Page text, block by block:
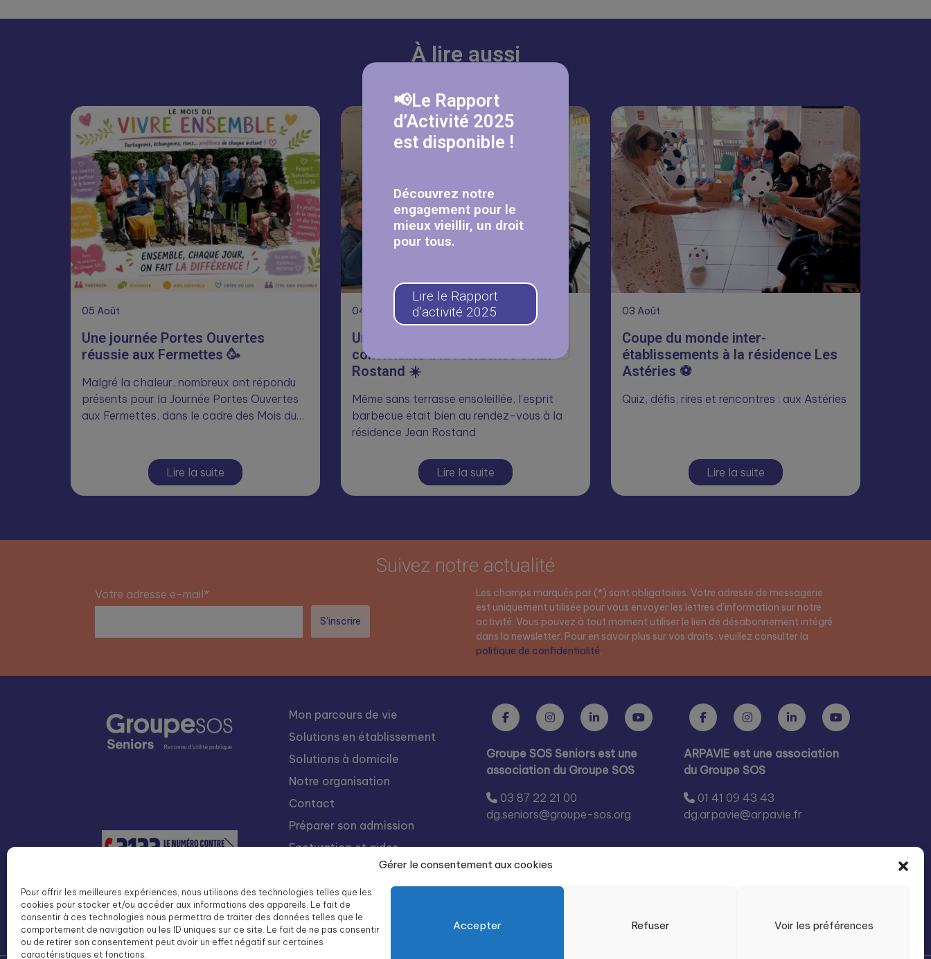
Gérer le consentement aux cookies
Pour offrir les meilleures expériences, nous utilisons des technologies telles que les
cookies pour stocker et/ou accéder aux informations des appareils. Le fait de
consentir à ces technologies nous permettra de traiter des données telles que le
comportement de navigation ou les ID uniques sur ce site. Le fait de ne pas consentir
ou de retirer son consentement peut avoir un effet négatif sur certaines
caractéristiques et fonctions.
Accepter Refuser Voir les préférences
À lire aussi
05 Août
Une journée Portes Ouvertes
réussie aux Fermettes 🥳
Malgré la chaleur, nombreux ont répondu
présents pour la Journée Portes Ouvertes
aux Fermettes, dans le cadre des Mois du…
Lire la suite
04
Un été placé sous le signe de la
convivialité à la résidence Jean
Rostand ☀️
Même sans terrasse ensoleillée, l’esprit
barbecue était bien au rendez-vous à la
résidence Jean Rostand
Lire la suite
03 Août
Coupe du monde inter-
établissements à la résidence Les
Astéries ⚽
Quiz, défis, rires et rencontres : aux Astéries
Lire la suite
Suivez notre actualité
Votre adresse e-mail*
Les champs marqués par (*) sont obligatoires. Votre adresse de messagerie
est uniquement utilisée pour vous envoyer les lettres d’information sur notre
activité. Vous pouvez à tout moment utiliser le lien de désabonnement intégré
dans la newsletter. Pour en savoir plus sur vos droits, veuillez consulter la
politique de confidentialité.
Mon parcours de vie
Solutions en établissement
Solutions à domicile
Notre organisation
Contact
Préparer son admission
Facturation et aides
Intégration
Liste des résidences Groupe
SOS Seniors
Groupe SOS Seniors est une
association du Groupe SOS
03 87 22 21 00
dg.seniors@groupe-sos.org
ARPAVIE est une association
du Groupe SOS
01 41 09 43 43
dg.arpavie@arpavie.fr
📢Le Rapport
d’Activité 2025
est disponible !
Découvrez notre
engagement pour le
mieux vieillir, un droit
pour tous.
Lire le Rapport
d’activité 2025